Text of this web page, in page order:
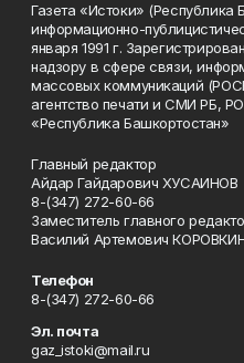
Газета «Истоки» (Республика
информационно-
января 1991 г.
надзору в сфере связи,
массовых коммуникаций
агентство печати и СМИ РБ,
«Республика Башкортостан»
Главный редактор
Айдар Гайдарович ХУСАИНОВ
8-(347) 272-60-66
Заместитель главного
Василий Артемович
Телефон
8-(347) 272-60-66
Эл. почта
gaz_istoki@mail.ru